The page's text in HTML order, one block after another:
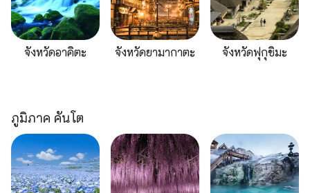
จังหวัดอาคิตะ จังหวัดยามากาตะ จังหวัดฟุกุชิมะ
ภูมิภาค คันโต